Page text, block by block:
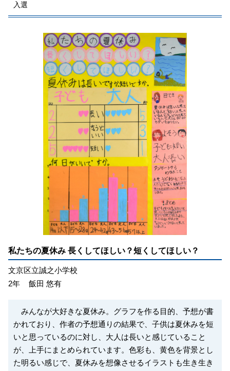
入選
私たちの夏休み 長くしてほしい？短くしてほしい？
文京区立誠之小学校
2年
飯田 悠有
みんなが大好きな夏休み。グラフを作る目的、予想が書
かれており、作者の予想通りの結果で、子供は夏休みを短
いと思っているのに対し、大人は長いと感じていること
が、上手にまとめられています。色彩も、黄色を背景とし
た明るい感じで、夏休みを想像させるイラストも生き生き